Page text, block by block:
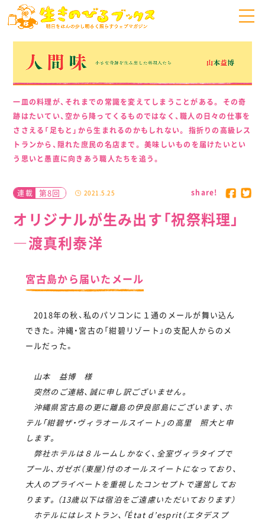
一皿の料理が、それまでの常識を変えてしまうことがある。 その奇
跡はたいてい、空から降ってくるものではなく、職人の日々の仕事を
ささえる「足もと」から生まれるのかもしれない。 指折りの高級レス
トランから、隠れた庶民の名店まで。 美味しいものを届けたいとい
う思いと愚直に向きあう職人たちを追う。
連載 第8回 2021.5.25
オリジナルが生み出す「祝祭料理」
―渡真利泰洋
share!
宮古島から届いたメール
2018年の秋、私のパソコンに１通のメールが舞い込ん
できた。沖縄・宮古の「紺碧リゾート」の支配人からのメ
ールだった。
山本 益博 様
突然のご連絡、誠に申し訳ございません。
沖縄県宮古島の更に離島の伊良部島にございます、ホ
テル「紺碧ザ・ヴィラオールスイート」の高里 照大と申
します。
弊社ホテルは８ルームしかなく、全室ヴィラタイプで
プール、ガゼボ（東屋）付のオールスイートになっており、
大人のプライベートを重視したコンセプトで運営してお
ります。（13歳以下は宿泊をご遠慮いただいております）
ホテルにはレストラン、「État d’esprit（エタデスプ